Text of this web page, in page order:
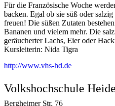
Für die Französische Woche
backen. Egal ob sie süß oder
freuen! Die süßen Zutaten
Bananen und vielem mehr. Die
geräucherter Lachs, Eier oder
Kursleiterin: Nida Tigra
http://www.vhs-hd.de
Volkshochschule
Bergheimer Str. 76